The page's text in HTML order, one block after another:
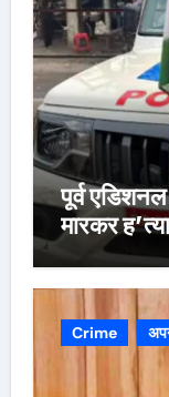
पूर्व
मारकर ह’त्या
Crime